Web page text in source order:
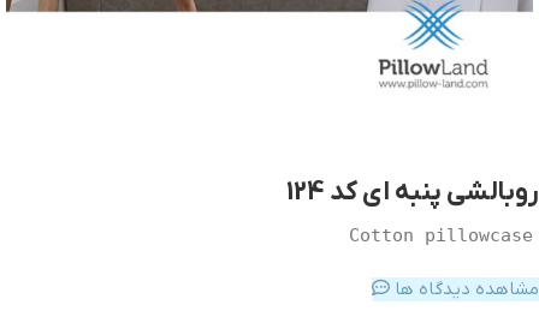
روبالشی پنبه ای کد 124
Cotton pillowcase
مشاهده دیدگاه ها